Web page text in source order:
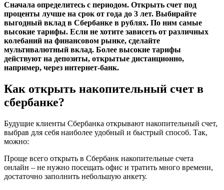
Сначала определитесь с периодом. Открыть счет под
проценты лучше на срок от года до 3 лет. Выбирайте
выгодный вклад в Сбербанке в рублях. По ним самые
высокие тарифы. Если не хотите зависеть от различных
колебаний на финансовом рынке, сделайте
мультивалютный вклад. Более высокие тарифы
действуют на депозиты, открытые дистанционно,
например, через интернет-банк.
Как открыть накопительный счет в
сбербанке?
Будущие клиенты Сбербанка открывают накопительный счет,
выбрав для себя наиболее удобный и быстрый способ. Так,
можно:
Проще всего открыть в Сбербанк накопительные счета
онлайн – не нужно посещать офис и тратить много времени,
достаточно заполнить небольшую анкету.